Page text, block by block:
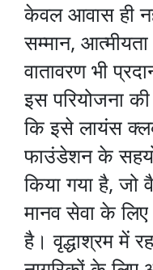
केवल आवास ही
सम्मान,
वातावरण भी
इस परियोजना
कि इसे लायंस
फाउंडेशन के
किया गया है, जो
मानव सेवा के लिए
है। वृद्धाश्रम में